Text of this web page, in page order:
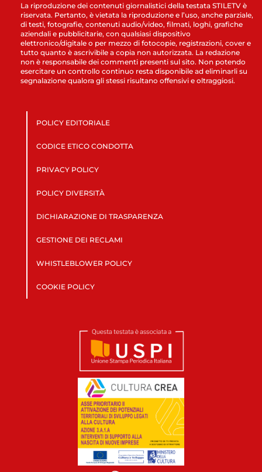
La riproduzione dei contenuti giornalistici della testata STILETV è
riservata. Pertanto, è vietata la riproduzione e l’uso, anche parziale,
di testi, fotografie, contenuti audio/video, filmati, loghi, grafiche
aziendali e pubblicitarie, con qualsiasi dispositivo
elettronico/digitale o per mezzo di fotocopie, registrazioni, cover e
tutto quanto è ascrivibile a copia non autorizzata. La redazione
non è responsabile dei commenti presenti sul sito. Non potendo
esercitare un controllo continuo resta disponibile ad eliminarli su
segnalazione qualora gli stessi risultano offensivi e oltraggiosi.
POLICY EDITORIALE
CODICE ETICO CONDOTTA
PRIVACY POLICY
POLICY DIVERSITÀ
DICHIARAZIONE DI TRASPARENZA
GESTIONE DEI RECLAMI
WHISTLEBLOWER POLICY
COOKIE POLICY